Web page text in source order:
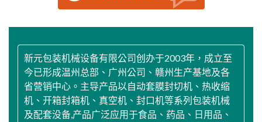
新元包装机械设备有限公司创办于2003年，成立至
今已形成温州总部、广州公司、赣州生产基地及各
省营销中心。主导产品以自动套膜封切机、热收缩
机、开箱封箱机、真空机、封口机等系列包装机械
及配套没备,产品广泛应用于食品、药品、日用品、